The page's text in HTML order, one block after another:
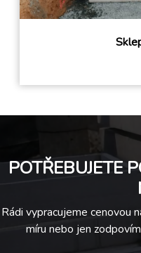
POTŘEBUJETE
Rádi vypracujeme cenovou
míru nebo jen